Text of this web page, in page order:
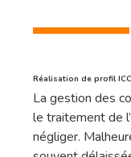
Réalisation de profil
La gestion des
le traitement de
négliger.